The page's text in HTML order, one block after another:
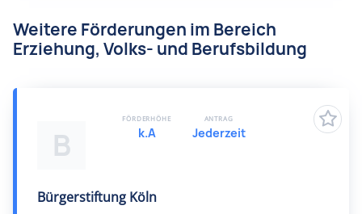
Weitere Förderungen im Bereich
Erziehung, Volks- und Berufsbildung
B
Bürgerstiftung Köln
FÖRDERHÖHE
k.A
ANTRAG
Jederzeit